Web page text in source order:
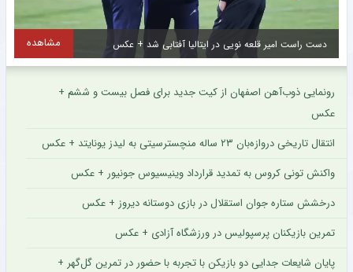
دست راست امیر قلعه نویی در ایتالیا آفتابی شد + عکس مشاهده
رونمایی ذوب‌آهن اصفهان از کیت جدید برای فصل بیست و ششم +
عکس
انتقال تاریخی دروازه‌بان ۲۳ ساله منچسترسیتی به لیدز یونایتد + عکس
واکنش تونی کروس به تمدید قرارداد وینیسیوس جونیور + عکس
درخشش ستاره جوان استقلال در بازی دوستانه دیروز + عکس
تمرین بازیکنان پرسپولیس در ورزشگاه آزادی + عکس
پایان شایعات جدایی دو بازیکن با تجربه با حضور در تمرین گل‌گهر +